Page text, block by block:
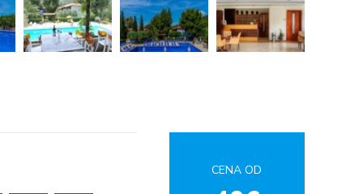
CENA OD